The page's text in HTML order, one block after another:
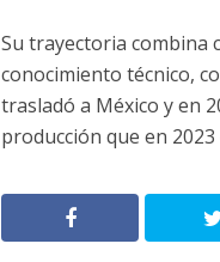
Su trayectoria combina
conocimiento técnico,
trasladó a México y en
producción que en 2023